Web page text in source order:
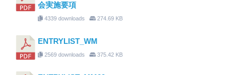
会実施要項
4339 downloads 274.69 KB
ENTRYLIST_WM
2569 downloads 375.42 KB